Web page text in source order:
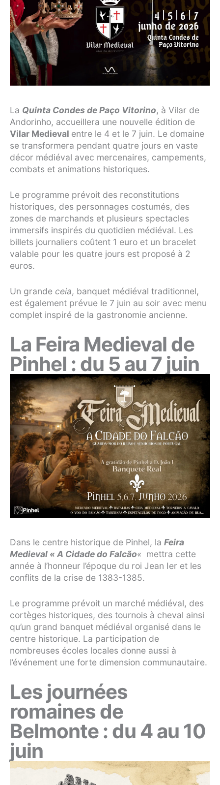
La Quinta Condes de Paço Vitorino, à Vilar de
Andorinho, accueillera une nouvelle édition de
Vilar Medieval entre le 4 et le 7 juin. Le domaine
se transformera pendant quatre jours en vaste
décor médiéval avec mercenaires, campements,
combats et animations historiques.
Le programme prévoit des reconstitutions
historiques, des personnages costumés, des
zones de marchands et plusieurs spectacles
immersifs inspirés du quotidien médiéval. Les
billets journaliers coûtent 1 euro et un bracelet
valable pour les quatre jours est proposé à 2
euros.
Un grande ceia, banquet médiéval traditionnel,
est également prévue le 7 juin au soir avec menu
complet inspiré de la gastronomie ancienne.
La Feira Medieval de
Pinhel : du 5 au 7 juin
Dans le centre historique de Pinhel, la Feira
Medieval « A Cidade do Falcão« mettra cette
année à l’honneur l’époque du roi Jean Ier et les
conflits de la crise de 1383-1385.
Le programme prévoit un marché médiéval, des
cortèges historiques, des tournois à cheval ainsi
qu’un grand banquet médiéval organisé dans le
centre historique. La participation de
nombreuses écoles locales donne aussi à
l’événement une forte dimension communautaire.
Les journées
romaines de
Belmonte : du 4 au 10
juin